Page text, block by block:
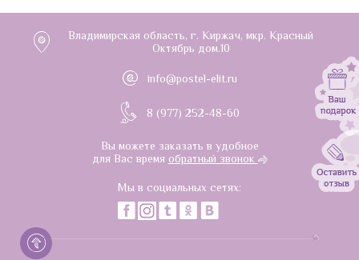
Владимирская область, г. Киржач, мкр. Красный
Октябрь дом.10
info@postel-elit.ru
8 (977) 252-48-60
Вы можете заказать в удобное
для Вас время обратный звонок
Мы в социальных сетях: